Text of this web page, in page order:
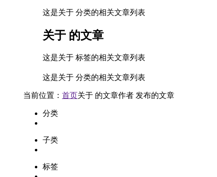
这是关于 分类的相关文章列表
关于 的文章
这是关于 标签的相关文章列表
这是关于 分类的相关文章列表
当前位置： 首页关于 的文章作者 发布的文章
分类
子类
标签